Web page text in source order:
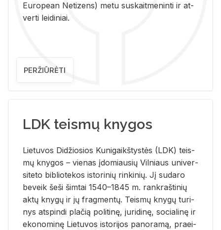
Eu­ro­pe­an Ne­ti­zens) metu su­skait­me­nin­ti ir at­
ver­ti lei­di­niai.
PERŽIŪRĖTI
LDK teismų knygos
Lie­tu­vos Di­džio­sios Ku­ni­gaikš­tys­tės (LDK) teis­
mų kny­gos – vie­nas įdo­miau­sių Vil­niaus uni­ver­
si­te­to bi­b­lio­te­kos is­to­ri­nių rin­ki­nių. Jį su­da­ro
be­veik šeši šim­tai 1540–1845 m. rank­raš­ti­nių
aktų kny­gų ir jų frag­men­tų. Teis­mų kny­gų tu­ri­
nys at­spin­di pla­čią po­li­ti­nę, ju­ri­di­nę, so­cia­li­nę ir
eko­no­mi­nę Lie­tu­vos is­to­ri­jos pa­no­ra­mą, pra­ei­